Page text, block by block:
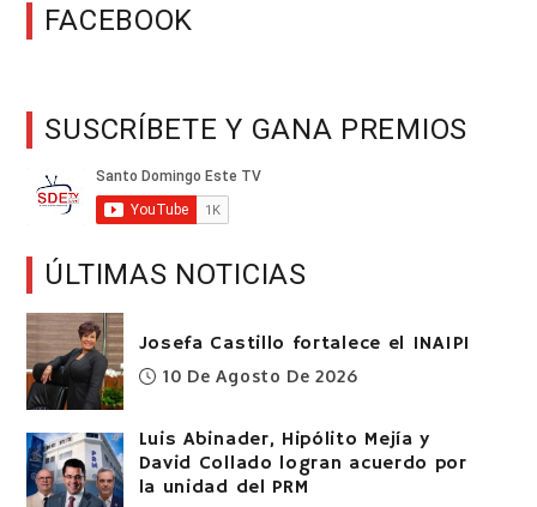
FACEBOOK
SUSCRÍBETE Y GANA PREMIOS
ÚLTIMAS NOTICIAS
Josefa Castillo fortalece el INAIPI
10 De Agosto De 2026
Luis Abinader, Hipólito Mejía y
David Collado logran acuerdo por
la unidad del PRM